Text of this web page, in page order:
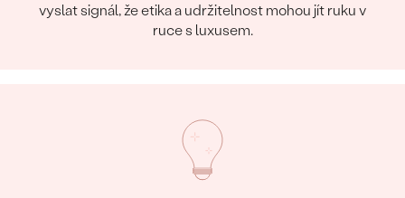
vyslat signál, že etika a udržitelnost mohou jít ruku v
ruce s luxusem.